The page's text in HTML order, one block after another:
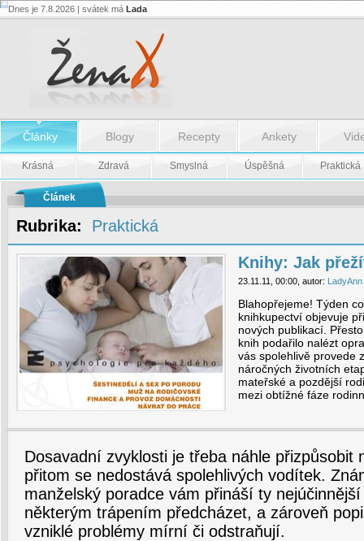
Knihy:
mateřskou
mateřskou
Dnes je 7.8.2026 | svátek má Lada
Články Blogy Recepty Ankety
Krásná Zdravá Smyslná Úspěšná Praktická
Článek
Rubrika: Praktická
Knihy: Jak
23.11.11, 00:00, autor: LadyAnn
Blahopřejeme! Týden
knihkupectví objevuje
nových publikací.
knih podařilo nalézt
vás spolehlivě provede
náročných životních
mateřské a pozdější
mezi obtížné fáze
Dosavadní zvyklosti je třeba náhle přizpůsobit
přitom se nedostává spolehlivých vodítek.
manželský poradce vám přináší ty
některým trápením předcházet, a zároveň
vzniklé problémy mírní či odstraňují.